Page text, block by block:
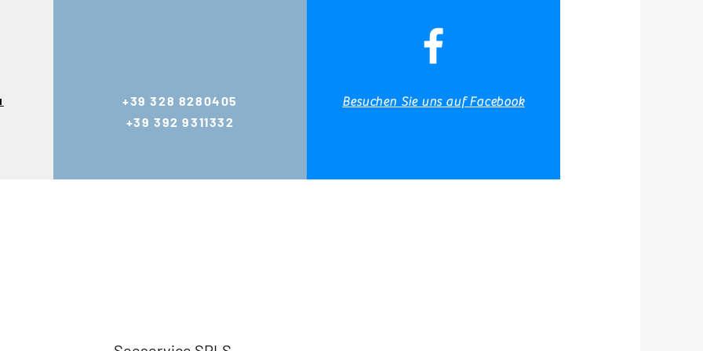
Galerie
+39 328 8280405
+39 392 9311332
Besuchen Sie uns auf Facebook